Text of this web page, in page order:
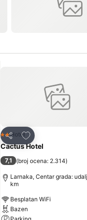
Deli
Dodati u favorite
2 Zvezdice
Hotel
Cactus Hotel
7,1 (broj ocena: 2.314)
Larnaka, Centar grada:
km
Besplatan WiFi
Bazen